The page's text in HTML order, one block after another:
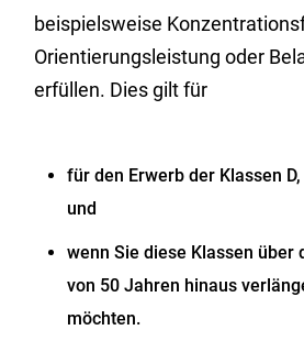
beispielsweise
Orientierungsleistung oder
erfüllen. Dies gilt für
für den Erwerb der Klassen D,
und
wenn Sie diese Klassen über
von 50 Jahren hinaus
möchten.